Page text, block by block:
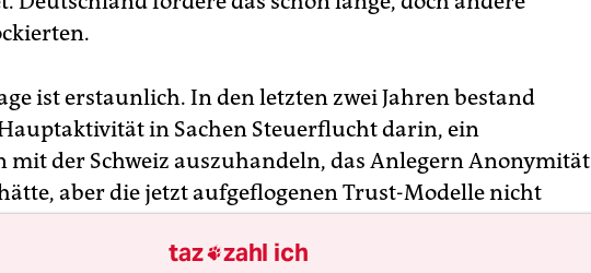
ist erstaunlich. In den letzten zwei Jahren bestand
in Sachen Steuerflucht darin, ein
mit der Schweiz auszuhandeln, das Anlegern Anonymität
aber die jetzt aufgeflogenen Trust-Modelle nicht
im Bundesrat gestoppt wurde – verhinderte Deutschland
taz zahl ich